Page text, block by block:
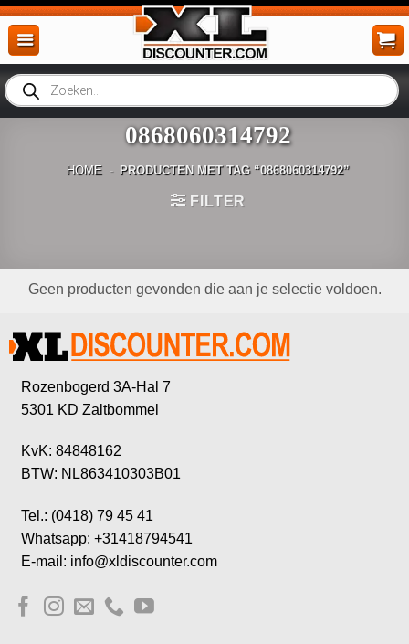
Ga
naar
inhoud
Producten
zoeken
0868060314792
HOME - PRODUCTEN MET TAG “0868060314792”
FILTER
Geen producten gevonden die aan je selectie voldoen.
Rozenbogerd 3A-Hal 7
5301 KD Zaltbommel
KvK: 84848162
BTW: NL863410303B01
Tel.: (0418) 79 45 41
Whatsapp: +31418794541
E-mail: info@xldiscounter.com